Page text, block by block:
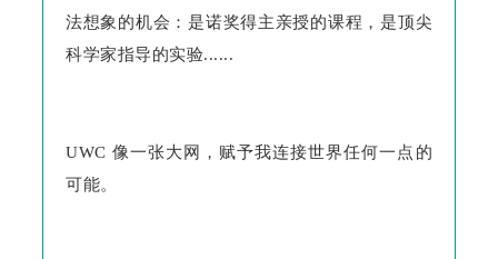
法想象的机会：是诺奖得主亲授的课程，是顶尖
科学家指导的实验......
UWC 像一张大网，赋予我连接世界任何一点的
可能。